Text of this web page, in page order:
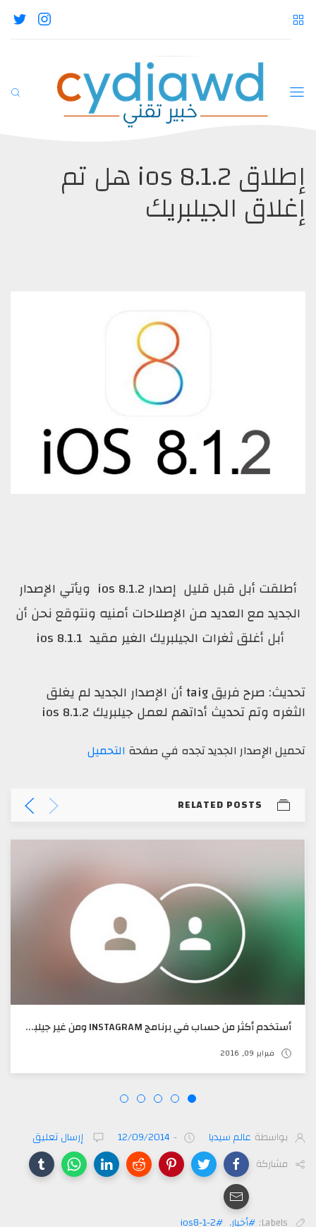
إطلاق ios 8.1.2 هل تم
إغلاق الجيلبريك
أطلقت أبل قبل قليل إصدار ios 8.1.2 ويأتي الإصدار
الجديد مع العديد من الإصلاحات أمنيه ونتوقع نحن أن
أبل أغلق ثغرات الجيلبريك الغير مقيد ios 8.1.1
تحديث: صرح فريق taig أن الإصدار الجديد لم يغلق
الثغره وتم تحديث أداتهم لعمل جيلبريك ios 8.1.2
تحميل الإصدار الجديد تجده في صفحة التحميل
RELATED POSTS
أستخدم أكثر من حساب في برنامج INSTAGRAM ومن غير جيلبريك
فبراير 09, 2016
بواسطة عالم سيديا -
12/09/2014
إرسال تعليق
مشاركة
Labels: #أخبار,
#ios8-1-2